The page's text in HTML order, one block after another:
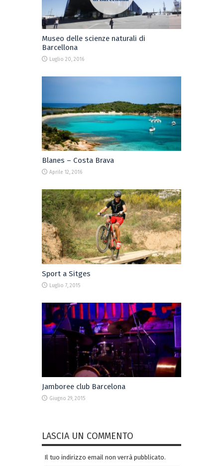
Museo delle scienze naturali di
Barcellona
Luglio 20, 2016
Blanes – Costa Brava
Aprile 12, 2016
Sport a Sitges
Luglio 7, 2015
Jamboree club Barcelona
Giugno 29, 2015
LASCIA UN COMMENTO
Il tuo indirizzo email non verrà pubblicato.